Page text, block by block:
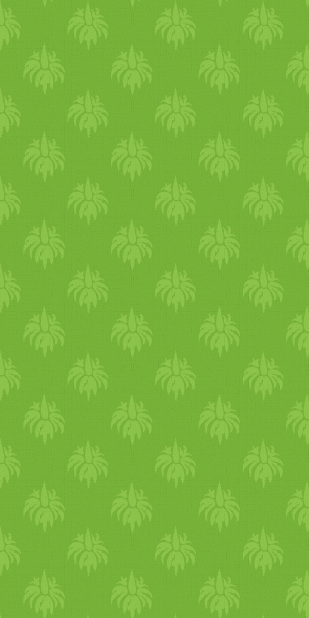
ajándék, ha egy szép külsejű
dobozba csomagoljuk. Ha
egymásra többet tennénk,
zsírpapírral vagy színes
kartonpapírral
a szinteket. ? Élesztő- és
gluténmentes pogácsa Az
utolsó, 10. gasztro-ajándék
receptem pedig a sós ízeket
kedvelők számára kedvez.
Mivel gluténmentes,
élesztőmentes, hiszen
gondolnunk kell azokra is,
akik diétára kényszerülnek
karácsonykor is, vagy eleve
állandó helyzetükből